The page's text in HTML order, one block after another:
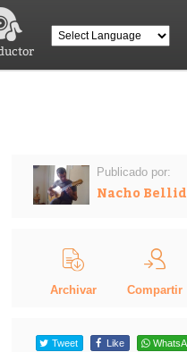
Publicado por:
Nacho
Archivar Compartir
Tweet Like